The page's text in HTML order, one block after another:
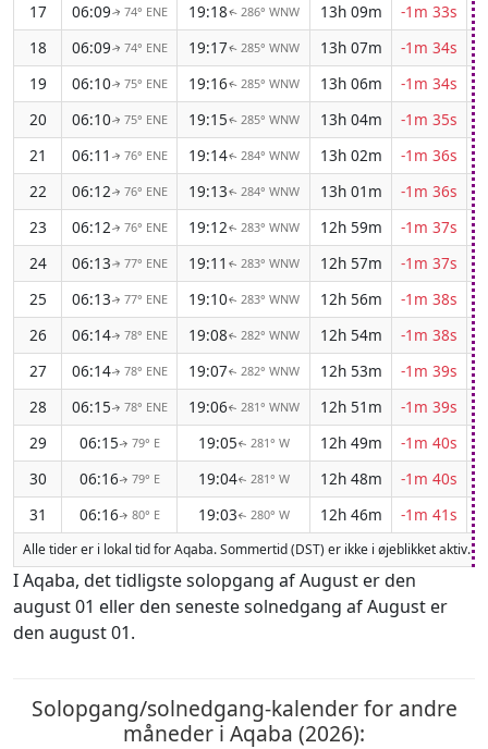
17
06:09↑ 74° ENE 19:18↑ 286° WNW 13h 09m
-1m 33s
18
06:09↑ 74° ENE 19:17↑ 285° WNW 13h 07m
-1m 34s
19
06:10↑ 75° ENE 19:16↑ 285° WNW 13h 06m
-1m 34s
20
06:10↑ 75° ENE 19:15↑ 285° WNW 13h 04m
-1m 35s
21
06:11 ↑ 76° ENE 19:14↑ 284° WNW 13h 02m
-1m 36s
22
06:12↑ 76° ENE 19:13↑ 284° WNW 13h 01m
-1m 36s
23
06:12↑ 76° ENE 19:12↑ 283° WNW 12h 59m
-1m 37s
24
06:13↑ 77° ENE 19:11 ↑ 283° WNW 12h 57m
-1m 37s
25
06:13↑ 77° ENE 19:10↑ 283° WNW 12h 56m
-1m 38s
26
06:14↑ 78° ENE 19:08↑ 282° WNW 12h 54m
-1m 38s
27
06:14↑ 78° ENE 19:07↑ 282° WNW 12h 53m
-1m 39s
28
06:15↑ 78° ENE 19:06↑ 281° WNW 12h 51m
-1m 39s
29
06:15↑ 79° E 19:05↑ 281° W 12h 49m
-1m 40s
30
06:16↑ 79° E 19:04↑ 281° W 12h 48m
-1m 40s
31
06:16↑ 80° E 19:03↑ 280° W 12h 46m -1m 41s
Alle tider er i lokal tid for Aqaba. Sommertid (DST) er ikke i øjeblikket aktiv.
I Aqaba, det tidligste solopgang af August er den
august 01 eller den seneste solnedgang af August er
den august 01.
Solopgang/solnedgang-kalender for andre
måneder i Aqaba (2026):